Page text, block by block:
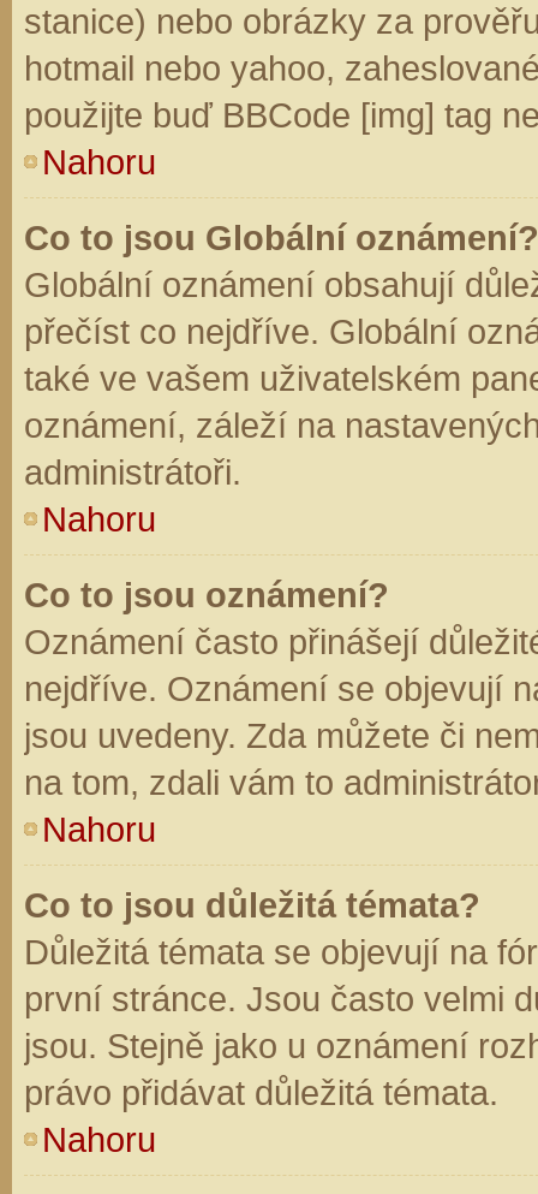
stanice) nebo obrázky za
hotmail nebo yahoo,
použijte buď BBCode [img] tag
Nahoru
Co to jsou Globální oznámení?
Globální oznámení obsahují
přečíst co nejdříve. Globální
také ve vašem uživatelském
oznámení, záleží na
administrátoři.
Nahoru
Co to jsou oznámení?
Oznámení často přinášejí
nejdříve. Oznámení se objevují
jsou uvedeny. Zda můžete či
na tom, zdali vám to
Nahoru
Co to jsou důležitá témata?
Důležitá témata se objevují na
první stránce. Jsou často velmi
jsou. Stejně jako u oznámení
právo přidávat důležitá témata.
Nahoru